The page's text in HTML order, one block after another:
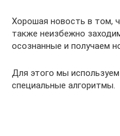
Хорошая новость в том,
также неизбежно
осознанные и получаем
Для этого мы
специальные алгоритмы.